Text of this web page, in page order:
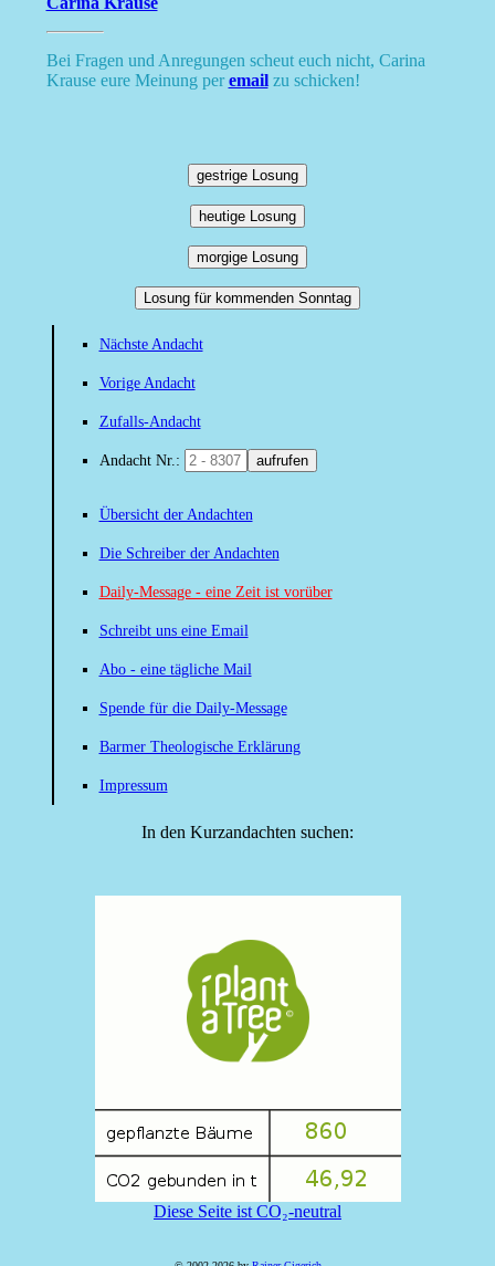
Bei Fragen und Anregungen scheut euch nicht, Carina
Krause eure Meinung peremailzu schicken!
gestrige Losung
heutige Losung
morgige Losung
Losung für kommenden Sonntag
Nächste Andacht
Vorige Andacht
Zufalls-Andacht
Andacht Nr.: aufrufen
Übersicht der Andachten
Die Schreiber der Andachten
Daily-Message - eine Zeit ist vorüber
Schreibt uns eine Email
Abo - eine tägliche Mail
Spende für die Daily-Message
Barmer Theologische Erklärung
Impressum
In den Kurzandachten suchen:
Diese Seite ist CO₂-neutral